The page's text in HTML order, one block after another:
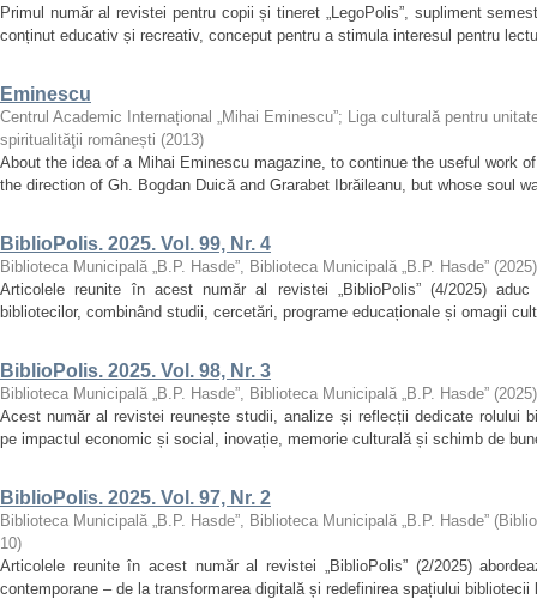
Primul număr al revistei pentru copii și tineret „LegoPolis”, supliment
conținut educativ și recreativ, conceput pentru a stimula interesul pentru
Eminescu
Centrul Academic Internațional „Mihai Eminescu”; Liga culturală pentru
spiritualităţii românești (2013)
About the idea of ​​a Mihai Eminescu magazine, to continue the useful work
the direction of Gh. Bogdan Duică and Grarabet Ibrăileanu, but whose soul
BiblioPolis. 2025. Vol. 99, Nr. 4
Biblioteca Municipală „B.P. Hasde”, Biblioteca Municipală „B.P. Hasde” (2025)
Articolele reunite în acest număr al revistei „BiblioPolis” (4/2025)
bibliotecilor, combinând studii, cercetări, programe educaționale și omagii
BiblioPolis. 2025. Vol. 98, Nr. 3
Biblioteca Municipală „B.P. Hasde”, Biblioteca Municipală „B.P. Hasde” (2025)
Acest număr al revistei reunește studii, analize și reflecții dedicate rolului
pe impactul economic și social, inovație, memorie culturală și schimb de
BiblioPolis. 2025. Vol. 97, Nr. 2
Biblioteca Municipală „B.P. Hasde”, Biblioteca Municipală „B.P. Hasde” (
10)
Articolele reunite în acest număr al revistei „BiblioPolis” (2/2025)
contemporane – de la transformarea digitală și redefinirea spațiului